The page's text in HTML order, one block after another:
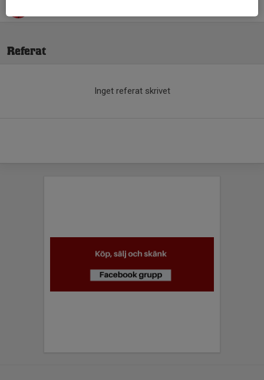
Referat
Inget referat skrivet